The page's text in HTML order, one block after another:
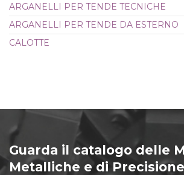
ARGANELLI PER TENDE TECNICHE
ARGANELLI PER TENDE DA ESTERNO
CALOTTE
Guarda il catalogo delle
Metalliche e di